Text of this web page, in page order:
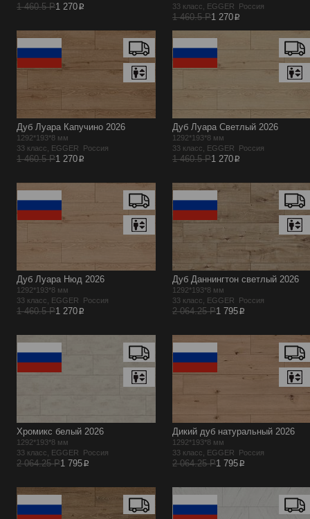
1 460.5 Р1 270p 33 класс, EGGER Россия
1 460.5 Р1 270p
Дуб Луара Капучино 2026
1292*193*8 мм
33 класс, EGGER Россия
1 460.5 Р1 270p
Дуб Луара Светлый 2026
1292*193*8 мм
33 класс, EGGER Россия
1 460.5 Р1 270p
Дуб Луара Нюд 2026
1292*193*8 мм
33 класс, EGGER Россия
1 460.5 Р1 270p
Дуб Даннингтон светлый 2026
1292*193*8 мм
33 класс, EGGER Россия
2 064.25 Р1 795p
Хромикс белый 2026
1292*193*8 мм
33 класс, EGGER Россия
2 064.25 Р1 795p
Дикий дуб натуральный 2026
1292*193*8 мм
33 класс, EGGER Россия
2 064.25 Р1 795p